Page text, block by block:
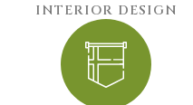
INTERIOR DESIGN